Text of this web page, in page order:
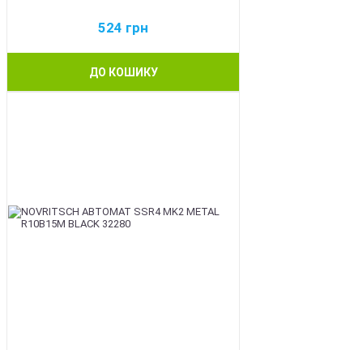
524 грн
ДО КОШИКУ